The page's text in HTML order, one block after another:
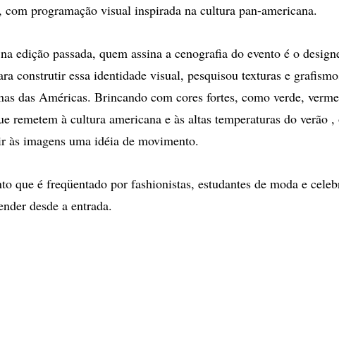
programação visual inspirada na cultura pan-americana.
edição passada, quem assina a cenografia do evento é o
construtir essa identidade visual, pesquisou texturas e
das Américas. Brincando com cores fortes, como verde,
remetem à cultura americana e às altas temperaturas do verão
às imagens uma idéia de movimento.
que é freqüentado por fashionistas, estudantes de moda e
desde a entrada.